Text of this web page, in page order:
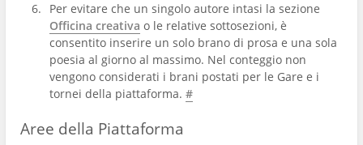
Per evitare che un singolo autore intasi la sezione
Officina creativa o le relative sottosezioni, è
consentito inserire un solo brano di prosa e una sola
poesia al giorno al massimo. Nel conteggio non
vengono considerati i brani postati per le Gare e i
tornei della piattaforma. #
Aree della Piattaforma